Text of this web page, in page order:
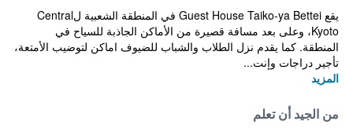
يقع Guest House Taiko-ya Bettei في المنطقة الشعبية لCentral
Kyoto، وعلى بعد مسافة قصيرة من الأماكن الجاذبة للسياح في
المنطقة. كما يقدم نزل الطلاب والشباب للضيوف اماكن لتوضيب الأمتعة،
تأجير دراجات وإنت...
المزيد
من الجيد أن تعلم